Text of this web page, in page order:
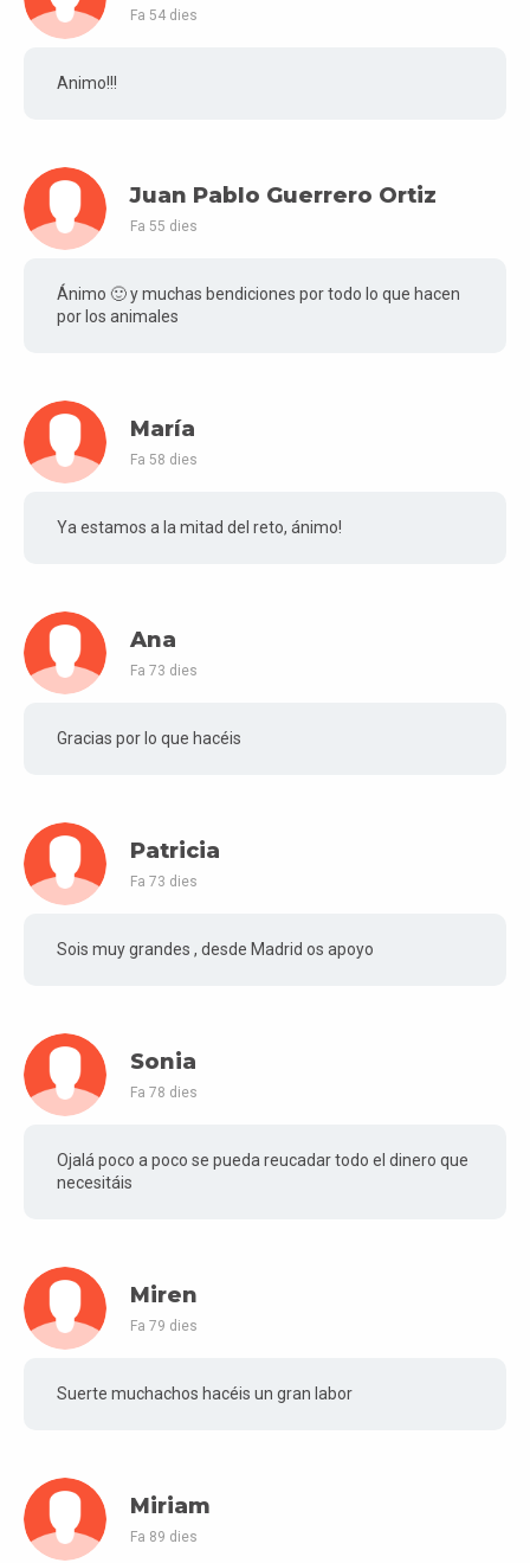
Fa 54 dies
Animo!!!
Juan Pablo Guerrero Ortiz
Fa 55 dies
Ánimo 🙂 y muchas bendiciones por todo lo que hacen
por los animales
María
Fa 58 dies
Ya estamos a la mitad del reto, ánimo!
Ana
Fa 73 dies
Gracias por lo que hacéis
Patricia
Fa 73 dies
Sois muy grandes , desde Madrid os apoyo
Sonia
Fa 78 dies
Ojalá poco a poco se pueda reucadar todo el dinero que
necesitáis
Miren
Fa 79 dies
Suerte muchachos hacéis un gran labor
Miriam
Fa 89 dies